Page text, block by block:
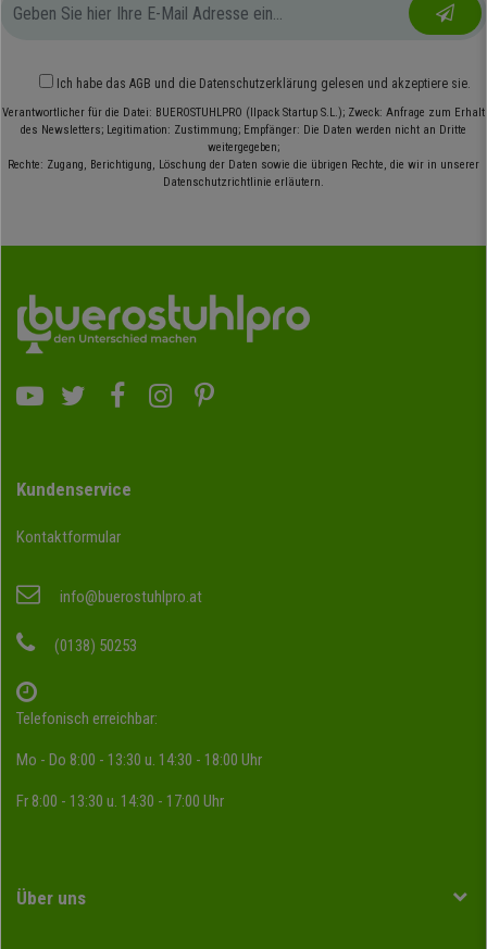
Ich habe das AGB und die Datenschutzerklärung gelesen und akzeptiere sie.
Verantwortlicher für die Datei: BUEROSTUHLPRO (Ilpack Startup S.L.); Zweck: Anfrage zum Erhalt
des Newsletters; Legitimation: Zustimmung; Empfänger: Die Daten werden nicht an Dritte
weitergegeben;
Rechte: Zugang, Berichtigung, Löschung der Daten sowie die übrigen Rechte, die wir in unserer
Datenschutzrichtlinie erläutern.
Kundenservice
Kontaktformular
info@buerostuhlpro.at
(0138) 50253
Telefonisch erreichbar:
Mo - Do 8:00 - 13:30 u. 14:30 - 18:00 Uhr
Fr 8:00 - 13:30 u. 14:30 - 17:00 Uhr
Über uns